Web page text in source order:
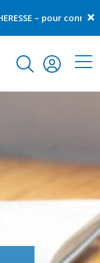
– pour connaître